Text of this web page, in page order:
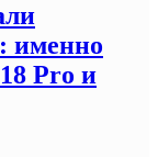
именно
Pro и